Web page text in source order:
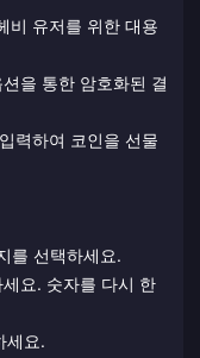
비 유저를 위한 대용
을 통한 암호화된 결
력하여 코인을 선물
를 선택하세요.
요. 숫자를 다시 한
세요.